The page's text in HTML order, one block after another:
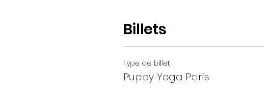
Billets
Type de billet
Puppy Yoga Paris